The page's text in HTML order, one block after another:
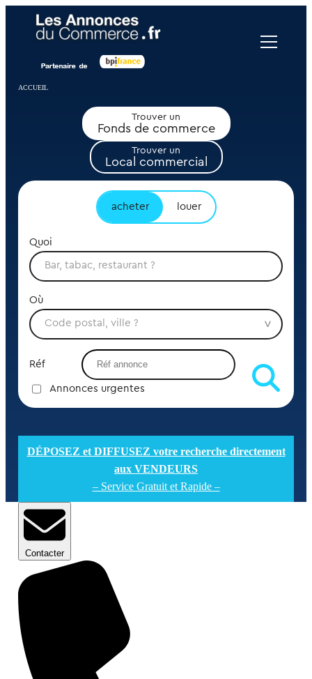
ACCUEIL
Trouver un
Fonds de commerce
Trouver un
Local commercial
acheter louer
Quoi
Où
Réf
Annonces urgentes
DÉPOSEZ et DIFFUSEZ votre recherche directement
aux VENDEURS
– Service Gratuit et Rapide –
Contacter
Panneau de gestion des cookies